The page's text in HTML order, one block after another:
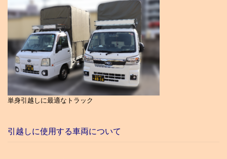
単身引越しに最適なトラック
引越しに使用する車両について